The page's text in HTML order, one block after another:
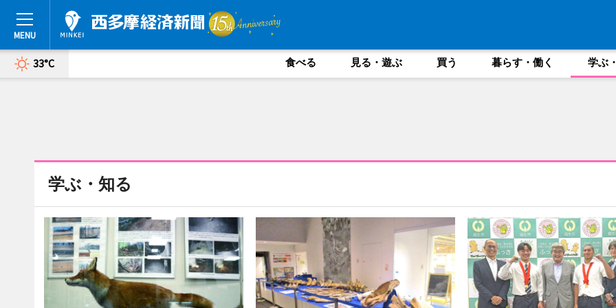
33°C 食べる 見る・遊ぶ 買う 暮らす・働く 学ぶ
学ぶ・知る